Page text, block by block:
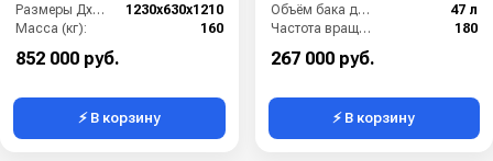
Размеры ДхШхВ (мм):
1230x630x1210
Масса (кг):
160
852 000 руб.
⚡ В корзину
Объём бака для грязной воды (л):
47 л
Частота вращения щетки (об/мин):
180
267 000 руб.
⚡ В корзину